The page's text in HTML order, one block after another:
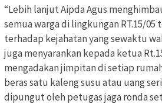
“Lebih lanjut Aipda Agus
semua warga di lingkungan RT.15/05
terhadap kejahatan yang sewaktu
juga menyarankan kepada ketua
mengadakan jimpitan di setiap
beras satu kaleng susu atau uang
dipungut oleh petugas jaga ronda